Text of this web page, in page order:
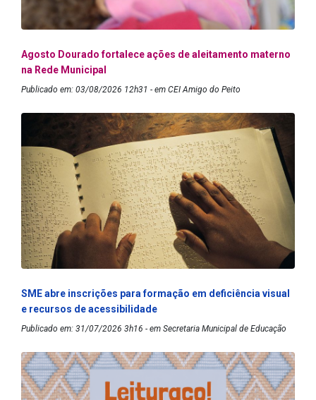
Agosto Dourado fortalece ações de aleitamento materno
na Rede Municipal
Publicado em: 03/08/2026 12h31 - em CEI Amigo do Peito
SME abre inscrições para formação em deficiência visual
e recursos de acessibilidade
Publicado em: 31/07/2026 3h16 - em Secretaria Municipal de Educação